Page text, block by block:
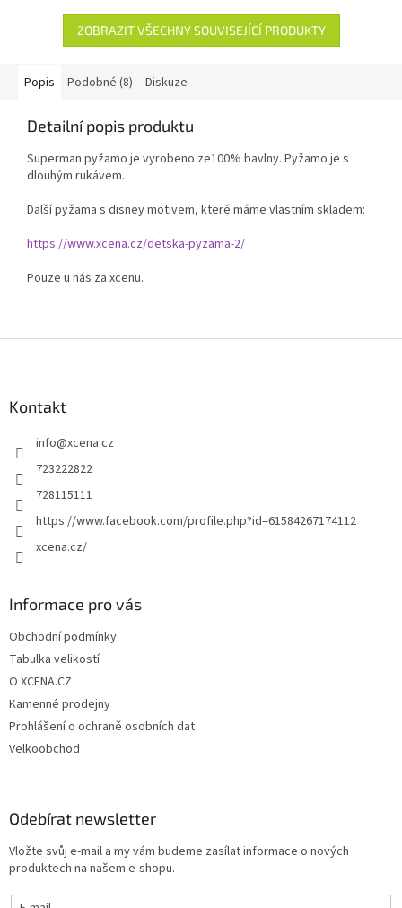
ZOBRAZIT VŠECHNY SOUVISEJÍCÍ PRODUKTY
Popis Podobné (8) Diskuze
Detailní popis produktu
Superman pyžamo je vyrobeno ze100% bavlny. Pyžamo je s
dlouhým rukávem.
Další pyžama s disney motivem, které máme vlastním skladem:
https://www.xcena.cz/detska-pyzama-2/
Pouze u nás za xcenu.
Kontakt
info@xcena.cz
723222822
728115111
https://www.facebook.com/profile.php?id=61584267174112
xcena.cz/
Informace pro vás
Obchodní podmínky
Tabulka velikostí
O XCENA.CZ
Kamenné prodejny
Prohlášení o ochraně osobních dat
Velkoobchod
Odebírat newsletter
Vložte svůj e-mail a my vám budeme zasílat informace o nových
produktech na našem e-shopu.